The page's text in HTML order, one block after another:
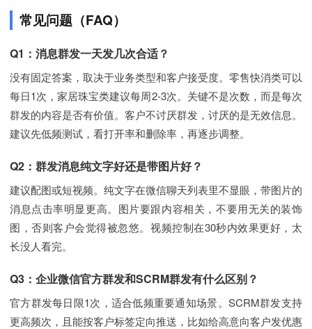
常见问题（FAQ）
Q1：消息群发一天发几次合适？
没有固定答案，取决于业务类型和客户接受度。零售快消类可以
每日1次，家居珠宝类建议每周2-3次。关键不是次数，而是每次
群发的内容是否有价值。客户不讨厌群发，讨厌的是无效信息。
建议先低频测试，看打开率和删除率，再逐步调整。
Q2：群发消息纯文字好还是带图片好？
建议配图或短视频。纯文字在微信聊天列表里不显眼，带图片的
消息点击率明显更高。图片要跟内容相关，不要用无关的装饰
图，否则客户会觉得被忽悠。视频控制在30秒内效果更好，太
长没人看完。
Q3：企业微信官方群发和SCRM群发有什么区别？
官方群发每日限1次，适合低频重要通知场景。SCRM群发支持
更高频次，且能按客户标签定向推送，比如给高意向客户发优惠